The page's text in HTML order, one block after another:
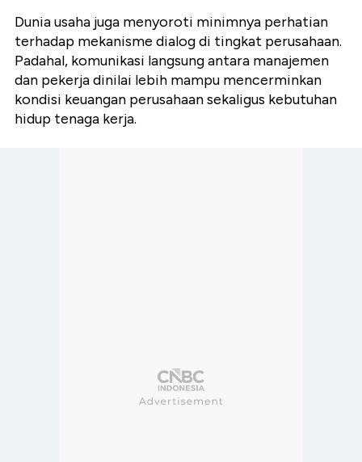
Dunia usaha juga menyoroti minimnya perhatian
terhadap mekanisme dialog di tingkat perusahaan.
Padahal, komunikasi langsung antara manajemen
dan pekerja dinilai lebih mampu mencerminkan
kondisi keuangan perusahaan sekaligus kebutuhan
hidup tenaga kerja.